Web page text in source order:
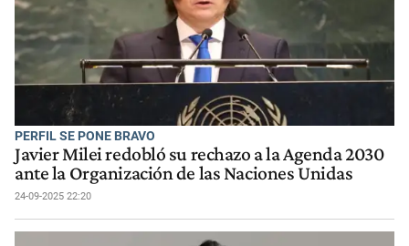
PERFIL SE PONE BRAVO
Javier Milei redobló su rechazo a la Agenda 2030
ante la Organización de las Naciones Unidas
24-09-2025 22:20